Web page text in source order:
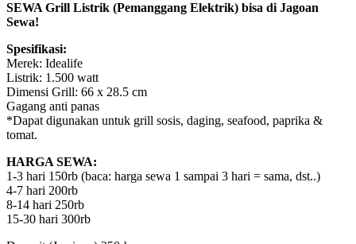
SEWA Grill Listrik (Pemanggang Elektrik) bisa di Jagoan
Sewa!
Spesifikasi:
Merek: Idealife
Listrik: 1.500 watt
Dimensi Grill: 66 x 28.5 cm
Gagang anti panas
*Dapat digunakan untuk grill sosis, daging, seafood, paprika &
tomat.
HARGA SEWA:
1-3 hari 150rb (baca: harga sewa 1 sampai 3 hari = sama, dst..)
4-7 hari 200rb
8-14 hari 250rb
15-30 hari 300rb